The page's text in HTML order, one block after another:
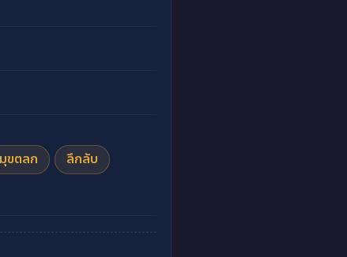
มุขตลก
ลึกลับ